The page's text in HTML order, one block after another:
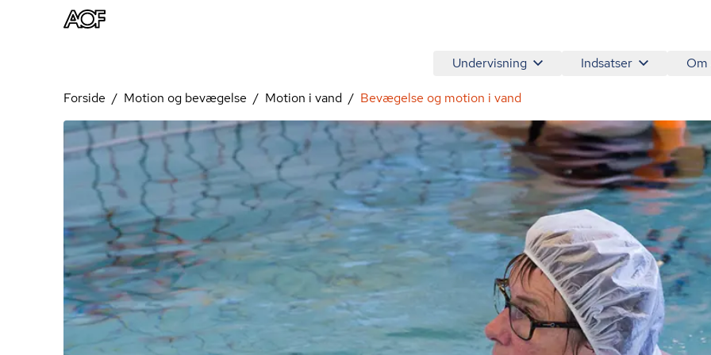
Undervisning Indsatser Om
Forside Motion og bevægelse Motion i vand Bevægelse og motion i vand